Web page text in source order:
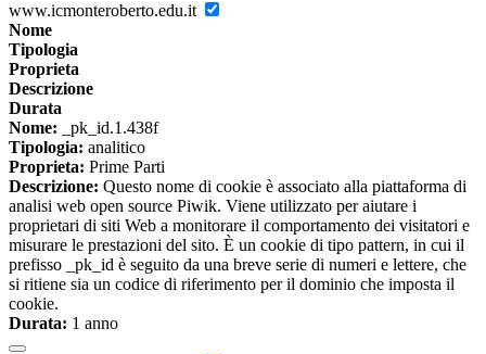
www.icmonteroberto.edu.it
Nome
Tipologia
Proprieta
Descrizione
Durata
Nome: _pk_id.1.438f
Tipologia: analitico
Proprieta: Prime Parti
Descrizione: Questo nome di cookie è associato alla piattaforma di
analisi web open source Piwik. Viene utilizzato per aiutare i
proprietari di siti Web a monitorare il comportamento dei visitatori e
misurare le prestazioni del sito. È un cookie di tipo pattern, in cui il
prefisso _pk_id è seguito da una breve serie di numeri e lettere, che
si ritiene sia un codice di riferimento per il dominio che imposta il
cookie.
Durata: 1 anno